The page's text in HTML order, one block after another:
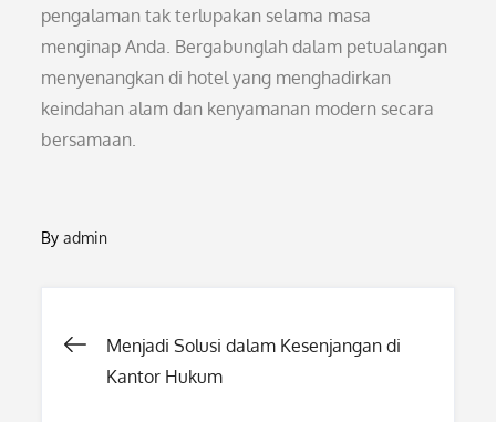
pengalaman tak terlupakan selama masa
menginap Anda. Bergabunglah dalam petualangan
menyenangkan di hotel yang menghadirkan
keindahan alam dan kenyamanan modern secara
bersamaan.
Byadmin
Post
Menjadi Solusi dalam Kesenjangan di
Kantor Hukum